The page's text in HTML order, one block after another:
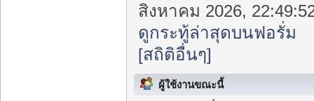
สิงหาคม 2026,
ดูกระทู้ล่าสุดบนฟอรั่ม
[สถิติอื่นๆ]
ผู้ใช้งานขณะนี้